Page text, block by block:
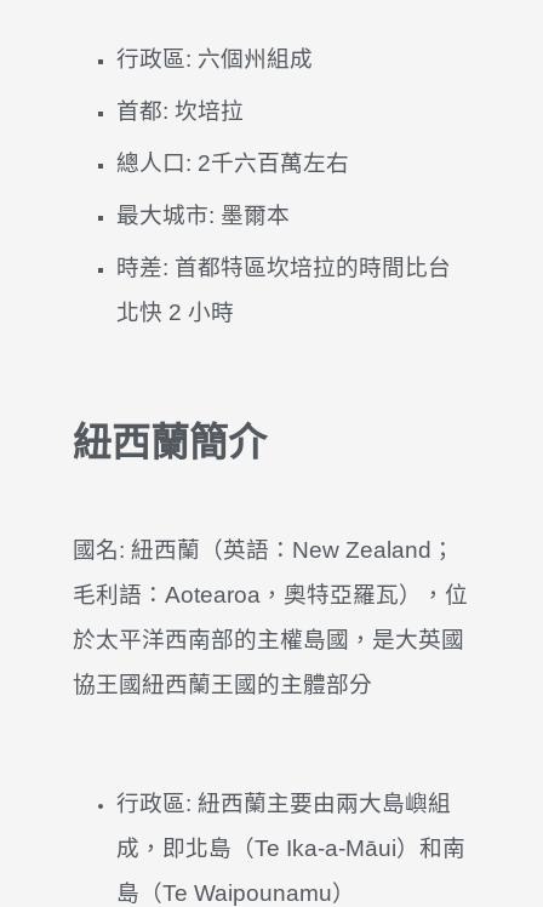
行政區: 六個州組成
首都: 坎培拉
總人口: 2千六百萬左右
最大城市: 墨爾本
時差: 首都特區坎培拉的時間比台
北快 2 小時
紐西蘭簡介
國名: 紐西蘭（英語： New Zealand ；
毛利語： Aotearoa ，奧特亞羅瓦），位
於太平洋西南部的主權島國，是大英國
協王國紐西蘭王國的主體部分
行政區: 紐西蘭主要由兩大島嶼組
成，即北島（Te Ika-a-Māui）和南
島（Te Waipounamu）